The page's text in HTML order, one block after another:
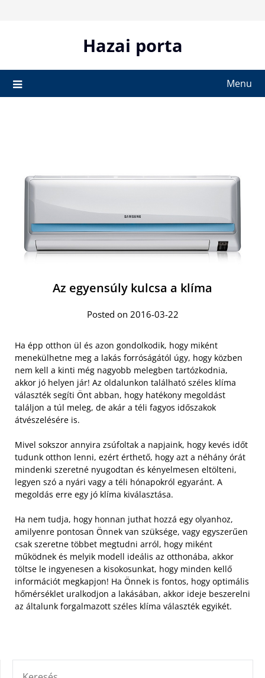
Hazai porta
Menu
Az egyensúly kulcsa a klíma
Posted on 2016-03-22
Ha épp otthon ül és azon gondolkodik, hogy miként
menekülhetne meg a lakás forróságától úgy, hogy közben
nem kell a kinti még nagyobb melegben tartózkodnia,
akkor jó helyen jár! Az oldalunkon található széles klíma
választék segíti Önt abban, hogy hatékony megoldást
találjon a túl meleg, de akár a téli fagyos időszakok
átvészelésére is.
Mivel sokszor annyira zsúfoltak a napjaink, hogy kevés időt
tudunk otthon lenni, ezért érthető, hogy azt a néhány órát
mindenki szeretné nyugodtan és kényelmesen eltölteni,
legyen szó a nyári vagy a téli hónapokról egyaránt. A
megoldás erre egy jó klíma kiválasztása.
Ha nem tudja, hogy honnan juthat hozzá egy olyanhoz,
amilyenre pontosan Önnek van szüksége, vagy egyszerűen
csak szeretne többet megtudni arról, hogy miként
működnek és melyik modell ideális az otthonába, akkor
töltse le ingyenesen a kisokosunkat, hogy minden kellő
információt megkapjon! Ha Önnek is fontos, hogy optimális
hőmérséklet uralkodjon a lakásában, akkor ideje beszerelni
az általunk forgalmazott széles klíma választék egyikét.